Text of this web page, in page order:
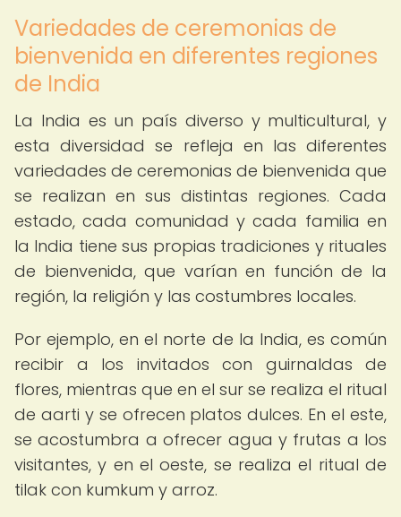
Variedades de ceremonias de
bienvenida en diferentes regiones
de India
La India es un país diverso y multicultural, y
esta diversidad se refleja en las diferentes
variedades de ceremonias de bienvenida que
se realizan en sus distintas regiones. Cada
estado, cada comunidad y cada familia en
la India tiene sus propias tradiciones y rituales
de bienvenida, que varían en función de la
región, la religión y las costumbres locales.
Por ejemplo, en el norte de la India, es común
recibir a los invitados con guirnaldas de
flores, mientras que en el sur se realiza el ritual
de aarti y se ofrecen platos dulces. En el este,
se acostumbra a ofrecer agua y frutas a los
visitantes, y en el oeste, se realiza el ritual de
tilak con kumkum y arroz.